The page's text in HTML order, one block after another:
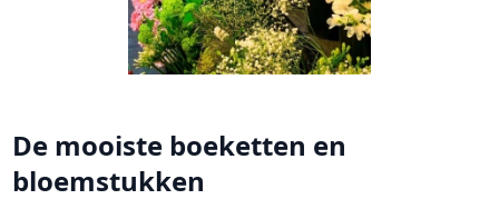
De mooiste boeketten en
bloemstukken